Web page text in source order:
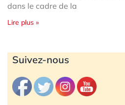
dans le cadre de la
Lire plus »
Suivez-nous
Archives